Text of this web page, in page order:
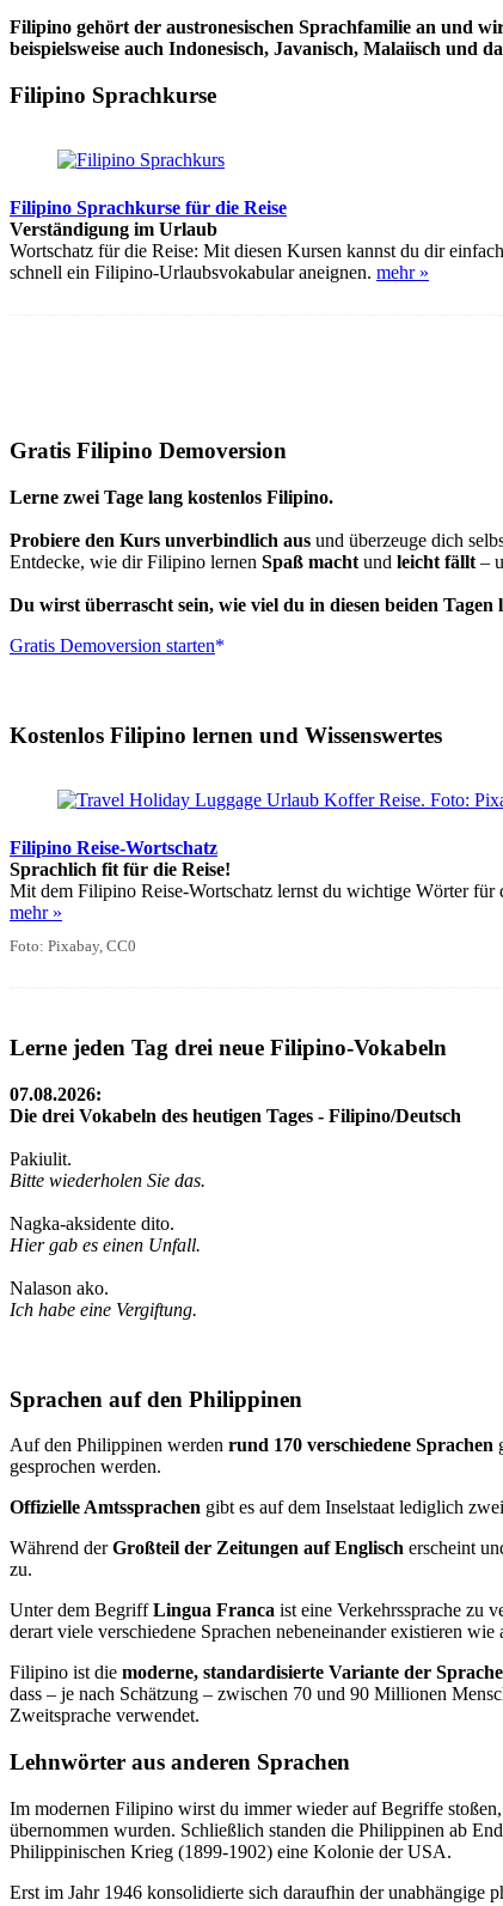
Filipino gehört der austronesischen Sprachfamilie an und
beispielsweise auch Indonesisch, Javanisch, Malaiisch und
Filipino Sprachkurse
Filipino Sprachkurse für die Reise
Verständigung im Urlaub
Wortschatz für die Reise: Mit diesen Kursen kannst du dir
schnell ein Filipino-Urlaubsvokabular aneignen. mehr »
Gratis Filipino Demoversion
Lerne zwei Tage lang kostenlos Filipino.
Probiere den Kurs unverbindlich aus und überzeuge dich
Entdecke, wie dir Filipino lernen Spaß macht und leicht fällt –
Du wirst überrascht sein, wie viel du in diesen beiden Tagen
Gratis Demoversion starten
Kostenlos Filipino lernen und Wissenswertes
Filipino Reise-Wortschatz
Sprachlich fit für die Reise!
Mit dem Filipino Reise-Wortschatz lernst du wichtige Wörter für
mehr »
Foto: Pixabay, CC0
Lerne jeden Tag drei neue Filipino-Vokabeln
07.08.2026:
Die drei Vokabeln des heutigen Tages - Filipino/Deutsch
Pakiulit.
Bitte wiederholen Sie das.
Nagka-aksidente dito.
Hier gab es einen Unfall.
Nalason ako.
Ich habe eine Vergiftung.
Sprachen auf den Philippinen
Auf den Philippinen werden rund 170 verschiedene Sprachen
gesprochen werden.
Offizielle Amtssprachen gibt es auf dem Inselstaat lediglich
Während derGroßteil der Zeitungen auf Englisch erscheint
zu.
Unter dem BegriffLingua Franca ist eine Verkehrssprache zu
derart viele verschiedene Sprachen nebeneinander existieren
Filipino ist die moderne, standardisierte Variante der
dass – je nach Schätzung – zwischen 70 und 90 Millionen
Zweitsprache verwendet.
Lehnwörter aus anderen Sprachen
Im modernen Filipino wirst du immer wieder auf Begriffe
übernommen wurden. Schließlich standen die Philippinen ab
Philippinischen Krieg (1899-1902) eine Kolonie der USA.
Erst im Jahr 1946 konsolidierte sich daraufhin der unabhängige